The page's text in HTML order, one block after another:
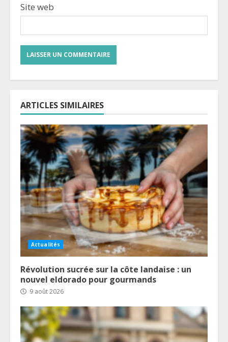
Site web
ARTICLES SIMILAIRES
Actualités
Révolution sucrée sur la côte landaise : un
nouvel eldorado pour gourmands
9 août 2026